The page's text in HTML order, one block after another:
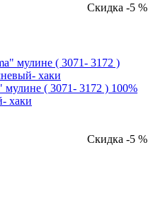
Скидка -5 %
( 3071- 3172 ) 100%
хаки
Скидка -5 %